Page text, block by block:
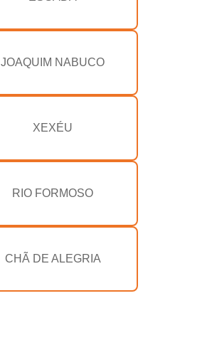
JOAQUIM NABUCO
XEXÉU
RIO FORMOSO
CHÃ DE ALEGRIA